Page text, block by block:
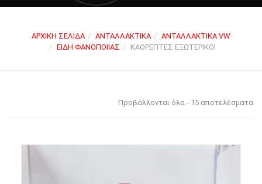
ΑΡΧΙΚΉ ΣΕΛΊΔΑ ΑΝΤΑΛΛΑΚΤΙΚΆ
ΑΝΤΑΛΛΑΚΤΙΚΆ VW
ΕΊΔΗ ΦΑΝΟΠΟΙΊΑΣ
ΚΑΘΡΈΠΤΕΣ ΕΞΩΤΕΡΙΚΟΊ
Προβάλλονται όλα - 15 αποτελέσματα